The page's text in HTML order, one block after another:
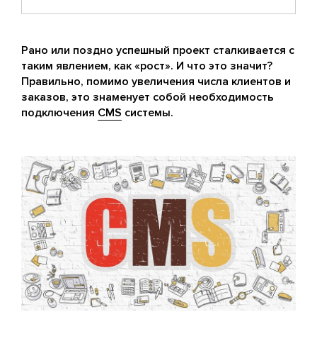
Рано или поздно успешный проект сталкивается с
таким явлением, как «рост». И что это значит?
Правильно, помимо увеличения числа клиентов и
заказов, это знаменует собой необходимость
подключения CMS системы.